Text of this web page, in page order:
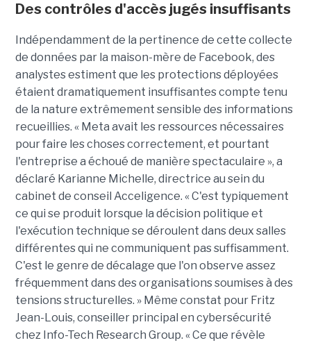
Des contrôles d'accès jugés insuffisants
Indépendamment de la pertinence de cette collecte
de données par la maison-mère de Facebook, des
analystes estiment que les protections déployées
étaient dramatiquement insuffisantes compte tenu
de la nature extrêmement sensible des informations
recueillies. « Meta avait les ressources nécessaires
pour faire les choses correctement, et pourtant
l'entreprise a échoué de manière spectaculaire », a
déclaré Karianne Michelle, directrice au sein du
cabinet de conseil Acceligence. « C'est typiquement
ce qui se produit lorsque la décision politique et
l'exécution technique se déroulent dans deux salles
différentes qui ne communiquent pas suffisamment.
C'est le genre de décalage que l'on observe assez
fréquemment dans des organisations soumises à des
tensions structurelles. » Même constat pour Fritz
Jean-Louis, conseiller principal en cybersécurité
chez Info-Tech Research Group. « Ce que révèle